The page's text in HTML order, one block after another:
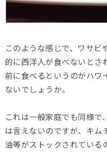
このような感じで、ワサビ
的に西洋人が食べないとさ
前に食べるというのがハワ
ないでしょうか。
これは一般家庭でも同様で
は言えないのですが、キム
油等がストックされている